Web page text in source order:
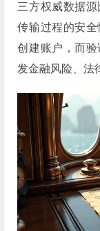
三方权威数据
传输过程的安
创建账户，而验
发金融风险、法